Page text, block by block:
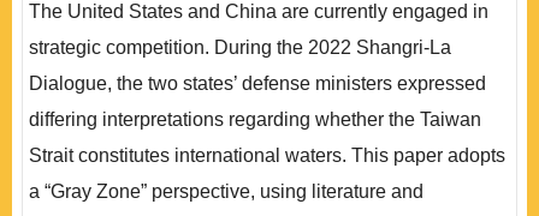
The United States and China are currently engaged in
strategic competition. During the 2022 Shangri-La
Dialogue, the two states’ defense ministers expressed
differing interpretations regarding whether the Taiwan
Strait constitutes international waters. This paper adopts
a “Gray Zone” perspective, using literature and